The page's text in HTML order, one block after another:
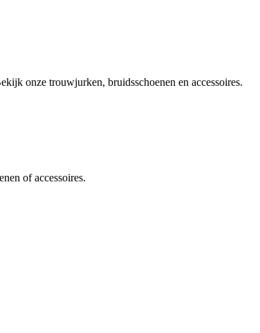
onze trouwjurken, bruidsschoenen en accessoires.
of accessoires.